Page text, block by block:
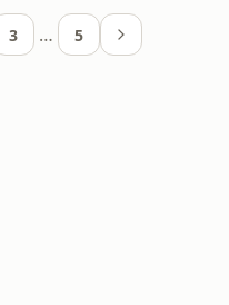
3 … 5